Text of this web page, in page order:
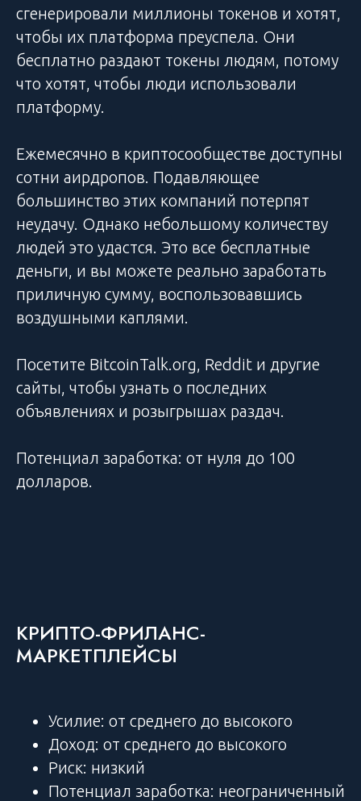
сгенерировали миллионы токенов и хотят,
чтобы их платформа преуспела. Они
бесплатно раздают токены людям, потому
что хотят, чтобы люди использовали
платформу.
Ежемесячно в криптосообществе доступны
сотни аирдропов. Подавляющее
большинство этих компаний потерпят
неудачу. Однако небольшому количеству
людей это удастся. Это все бесплатные
деньги, и вы можете реально заработать
приличную сумму, воспользовавшись
воздушными каплями.
Посетите BitcoinTalk.org, Reddit и другие
сайты, чтобы узнать о последних
объявлениях и розыгрышах раздач.
Потенциал заработка: от нуля до 100
долларов.
КРИПТО-ФРИЛАНС-
МАРКЕТПЛЕЙСЫ
Усилие: от среднего до высокого
Доход: от среднего до высокого
Риск: низкий
Потенциал заработка: неограниченный